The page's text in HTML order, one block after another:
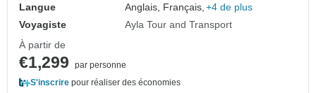
Langue
Anglais, Français, +4 de plus
Voyagiste
Ayla Tour and Transport
À partir de
€1,299
par personne
S'inscrire pour réaliser des économies